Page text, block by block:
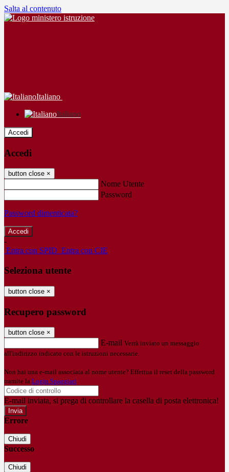
Salta al contenuto
Italiano
Italiano
Accedi
Accedi
button close ×
Nome Utente
Password
Password dimenticata?
-
Entra con SPID Entra con CIE
Seleziona utente
button close ×
Recupero password
button close ×
E-mail Verrà inviato un messaggio
all'indirizzo indicato con le istruzioni necessarie.
Non hai una e-mail associata al nome utente? Effettua il reset della password
tramite la Login Spaggiari
E-mail inviata, si prega di controllare la casella di posta elettronica!
Errore
Chiudi
Successo
Chiudi